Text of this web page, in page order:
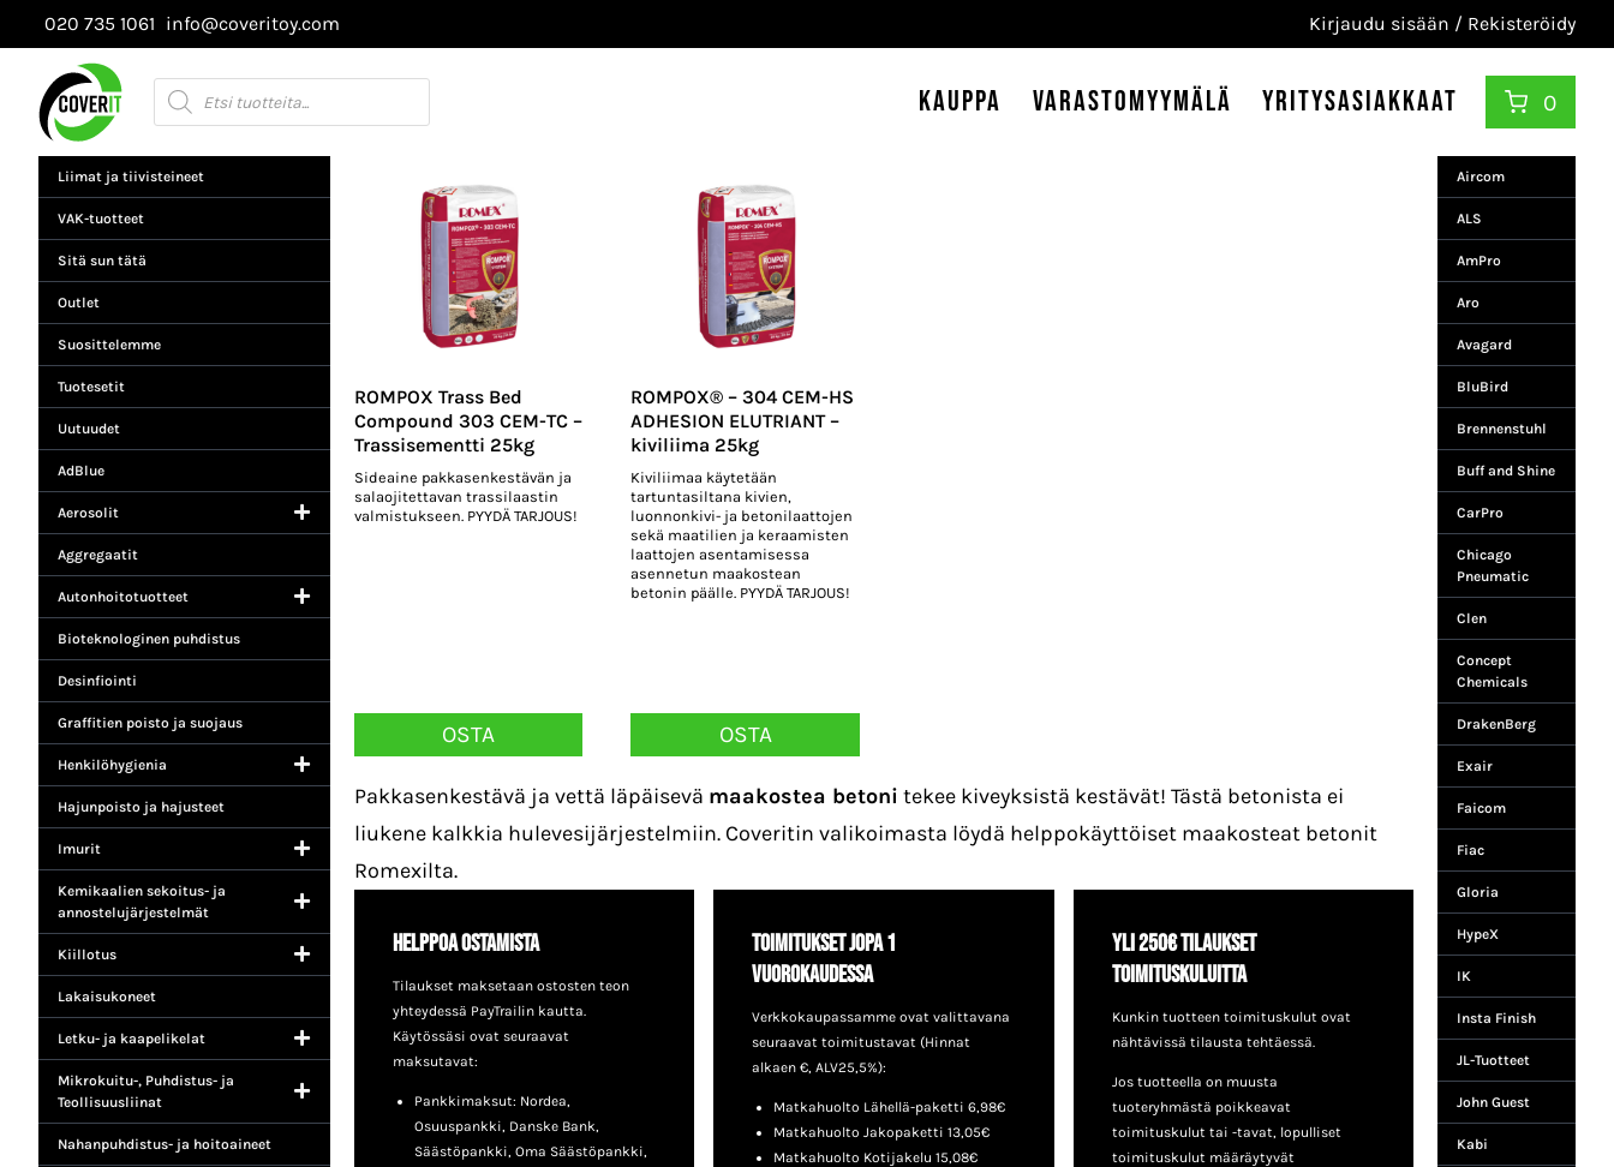
Siirry
sisältöön
020 735 1061 info@coveritoy.com Kirjaudu sisään / Rekisteröidy
Products
search
Kauppa Varastomyymälä Yritysasiakkaat 0
Liimat ja tiivisteineet
VAK-tuotteet
Sitä sun tätä
Outlet
Suosittelemme
Tuotesetit
Uutuudet
AdBlue
Aerosolit
Aggregaatit
Autonhoitotuotteet
Bioteknologinen puhdistus
Desinfiointi
Graffitien poisto ja suojaus
Henkilöhygienia
Hajunpoisto ja hajusteet
Imurit
Kemikaalien sekoitus- ja
annostelujärjestelmät
Kiillotus
Lakaisukoneet
Letku- ja kaapelikelat
Mikrokuitu-, Puhdistus- ja
Teollisuusliinat
Nahanpuhdistus- ja hoitoaineet
ROMPOX Trass Bed
Compound 303 CEM-TC –
Trassisementti 25kg
Sideaine pakkasenkestävän ja
salaojitettavan trassilaastin
valmistukseen. PYYDÄ TARJOUS!
OSTA
ROMPOX® – 304 CEM-HS
ADHESION ELUTRIANT –
kiviliima 25kg
Kiviliimaa käytetään
tartuntasiltana kivien,
luonnonkivi- ja betonilaattojen
sekä maatilien ja keraamisten
laattojen asentamisessa
asennetun maakostean
betonin päälle. PYYDÄ TARJOUS!
OSTA
Pakkasenkestävä ja vettä läpäisevä maakostea betoni tekee kiveyksistä kestävät! Tästä betonista ei
liukene kalkkia hulevesijärjestelmiin. Coveritin valikoimasta löydä helppokäyttöiset maakosteat betonit
Romexilta.
Helppoa ostamista
Tilaukset maksetaan ostosten teon
yhteydessä PayTrailin kautta.
Käytössäsi ovat seuraavat
maksutavat:
Pankkimaksut: Nordea,
Osuuspankki, Danske Bank,
Säästöpankki, Oma Säästöpankki,
Toimitukset jopa 1
vuorokaudessa
Verkkokaupassamme ovat valittavana
seuraavat toimitustavat (Hinnat
alkaen €, ALV25,5%):
Matkahuolto Lähellä-paketti 6,98€
Matkahuolto Jakopaketti 13,05€
Matkahuolto Kotijakelu 15,08€
Yli 250€ tilaukset
toimituskuluitta
Kunkin tuotteen toimituskulut ovat
nähtävissä tilausta tehtäessä.
Jos tuotteella on muusta
tuoteryhmästä poikkeavat
toimituskulut tai -tavat, lopulliset
toimituskulut määräytyvät
Aircom
ALS
AmPro
Aro
Avagard
BluBird
Brennenstuhl
Buff and Shine
CarPro
Chicago
Pneumatic
Clen
Concept
Chemicals
DrakenBerg
Exair
Faicom
Fiac
Gloria
HypeX
IK
Insta Finish
JL-Tuotteet
John Guest
Kabi